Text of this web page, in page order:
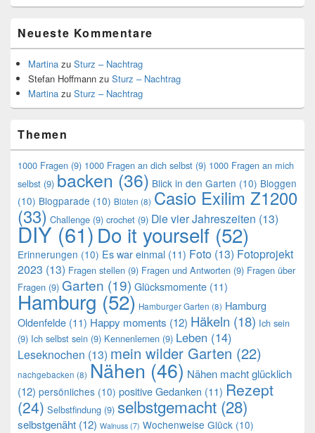
Neueste Kommentare
Martina zu Sturz – Nachtrag
Stefan Hoffmann zu Sturz – Nachtrag
Martina zu Sturz – Nachtrag
Themen
1000 Fragen (9) 1000 Fragen an dich selbst (9) 1000 Fragen an mich
selbst (9) backen (36) Blick in den Garten (10) Bloggen
(10) Blogparade (10) Blüten (8) Casio Exilim Z1200
(33) Challenge (9) crochet (9) Die vier Jahreszeiten (13)
DIY (61)Do it yourself (52)
Erinnerungen (10) Es war einmal (11) Foto (13) Fotoprojekt
2023 (13) Fragen stellen (9) Fragen und Antworten (9) Fragen über
Fragen (9) Garten (19) Glücksmomente (11)
Hamburg (52) Hamburger Garten (8) Hamburg
Oldenfelde (11) Happy moments (12) Häkeln (18) Ich sein
(9) Ich selbst sein (9) Kennenlernen (9) Leben (14)
Leseknochen (13) mein wilder Garten (22)
nachgebacken (8) Nähen (46) Nähen macht glücklich
(12) persönliches (10) positive Gedanken (11) Rezept
(24) Selbstfindung (9) selbstgemacht (28)
selbstgenäht (12) Walnuss (7) Wochenweise Glück (10)